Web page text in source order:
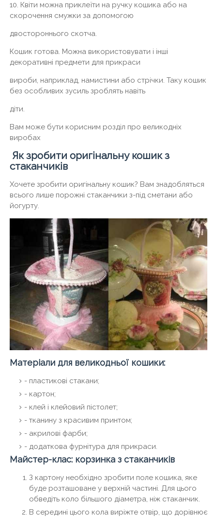
10. Квіти можна приклеїти на ручку кошика або на
скорочення смужки за допомогою
двостороннього скотча.
Кошик готова. Можна використовувати і інші
декоративні предмети для прикраси
вироби, наприклад, намистини або стрічки. Таку кошик
без особливих зусиль зроблять навіть
діти.
Вам може бути корисним розділ про великодніх
виробах
Як зробити оригінальну кошик з
стаканчиків
Хочете зробити оригінальну кошик? Вам знадобляться
всього лише порожні стаканчики з-під сметани або
йогурту.
Матеріали для великодньої кошики:
- пластикові стакани;
- картон;
- клей і клейовий пістолет;
- тканину з красивим принтом;
- акрилові фарби;
- додаткова фурнітура для прикраси.
Майстер-клас: корзинка з стаканчиків
З картону необхідно зробити поле кошика, яке
буде розташоване у верхній частині. Для цього
обведіть коло більшого діаметра, ніж стаканчик.
В середині цього кола виріжте отвір, що дорівнює